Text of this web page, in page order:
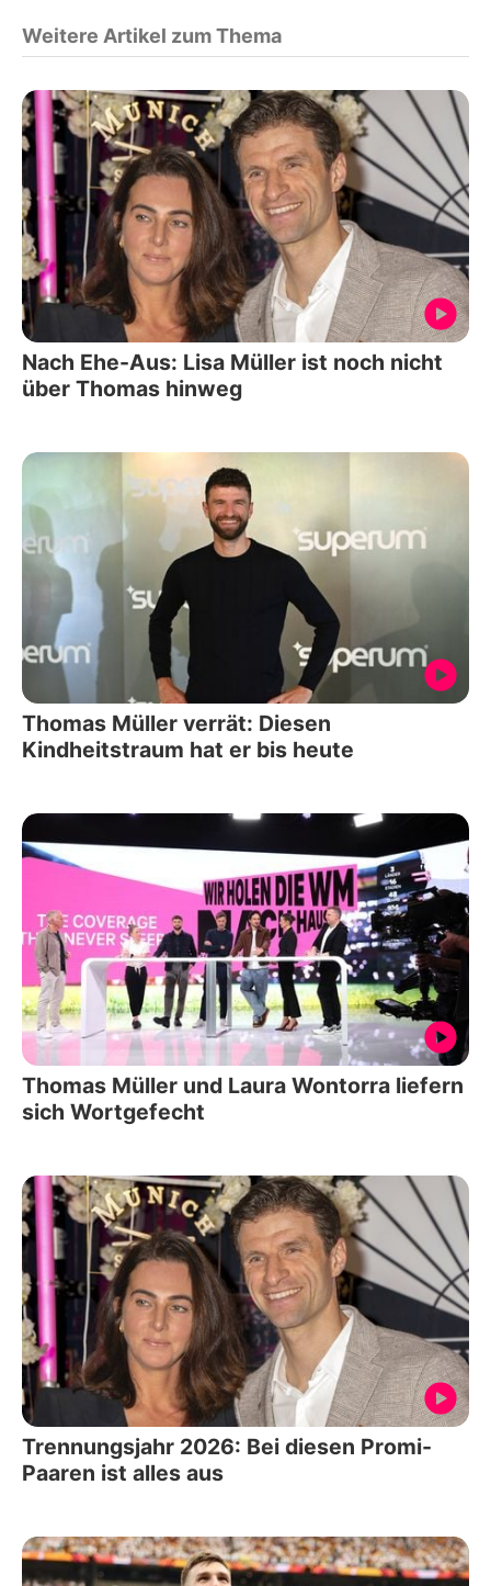
Weitere Artikel zum Thema
Nach Ehe-Aus: Lisa Müller ist noch nicht
über Thomas hinweg
Thomas Müller verrät: Diesen
Kindheitstraum hat er bis heute
Thomas Müller und Laura Wontorra liefern
sich Wortgefecht
Trennungsjahr 2026: Bei diesen Promi-
Paaren ist alles aus